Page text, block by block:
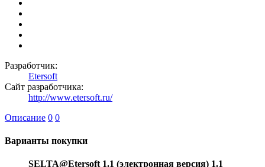
Разработчик:
Etersoft
Сайт разработчика:
http://www.etersoft.ru/
Описание 0 0
Варианты покупки
SELTA@Etersoft 1.1 (электронная версия) 1.1